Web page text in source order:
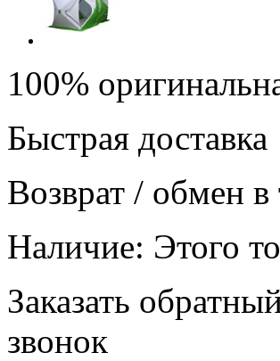
100%
Быстрая доставка
Возврат / обмен в
Наличие: Этого
Заказать
звонок